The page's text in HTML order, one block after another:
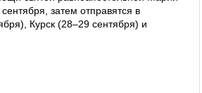
затем отправятся в
Курск (28–29 сентября) и